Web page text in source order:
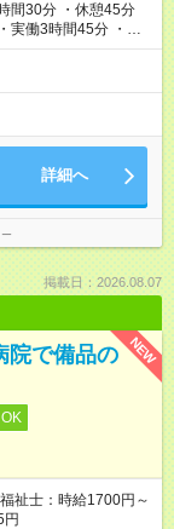
間30分 ・休憩45分
実働3時間45分 ・休
もあるので、休憩時
詳細へ
掲載日：2026.08.07
NEW
院で備品の
祉士：時給1700円～